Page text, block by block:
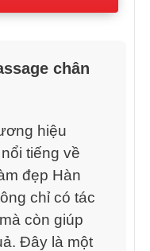
chân
hiệu
tiếng về
đẹp Hàn
chỉ có tác
mà còn giúp
Đây là một